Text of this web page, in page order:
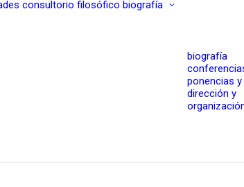
consultorio filosófico biografía
biografía
ponencias
dirección y